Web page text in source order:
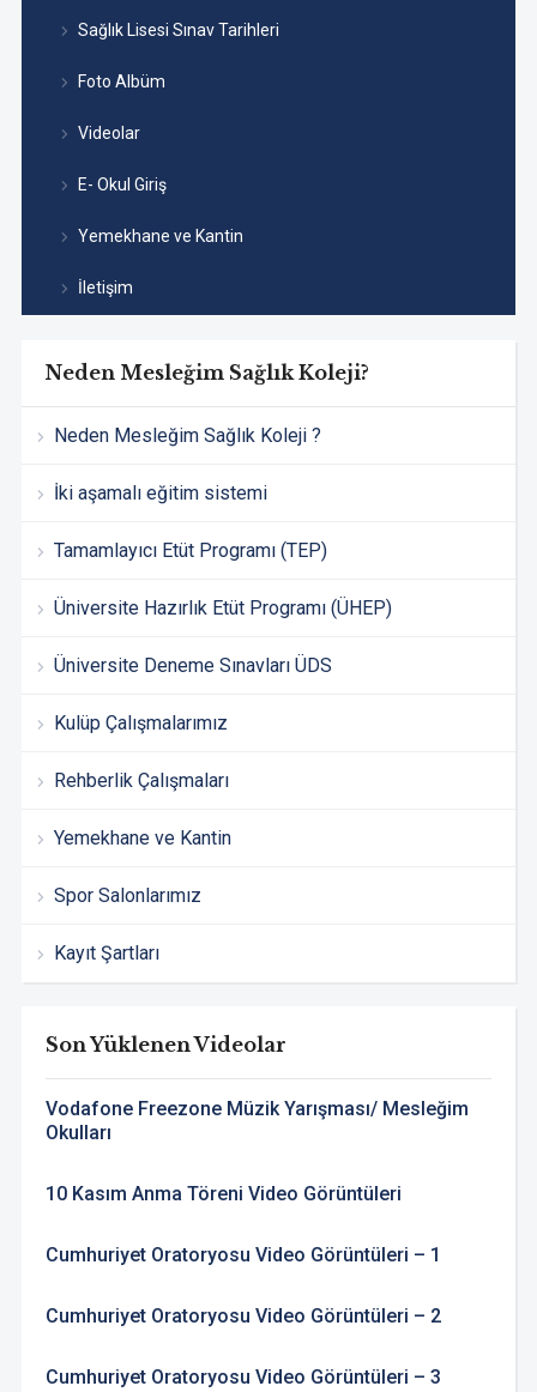
Sağlık Lisesi Sınav Tarihleri
Foto Albüm
Videolar
E- Okul Giriş
Yemekhane ve Kantin
İletişim
Neden Mesleğim Sağlık Koleji?
Neden Mesleğim Sağlık Koleji ?
İki aşamalı eğitim sistemi
Tamamlayıcı Etüt Programı (TEP)
Üniversite Hazırlık Etüt Programı (ÜHEP)
Üniversite Deneme Sınavları ÜDS
Kulüp Çalışmalarımız
Rehberlik Çalışmaları
Yemekhane ve Kantin
Spor Salonlarımız
Kayıt Şartları
Son Yüklenen Videolar
Vodafone Freezone Müzik Yarışması/ Mesleğim
Okulları
10 Kasım Anma Töreni Video Görüntüleri
Cumhuriyet Oratoryosu Video Görüntüleri – 1
Cumhuriyet Oratoryosu Video Görüntüleri – 2
Cumhuriyet Oratoryosu Video Görüntüleri – 3